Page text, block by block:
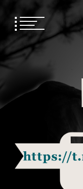
содержимому